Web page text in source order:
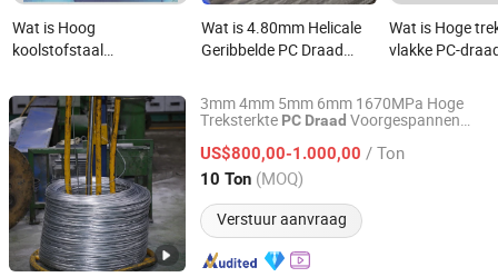
Wat is Hoog
koolstofstaal
draad/Galvanized staal
draad/RVS
veerdraad/Staal
draad/PC draad
Wat is 4.80mm Helicale
Geribbelde PC Draad
Elektriciteitspalen
Wat is Hoge
vlakke PC-
voor
gedraaide
3mm 4mm 5mm 6mm 1670MPa Hoge
Treksterkte PC Draad Voorgespannen
US$800,00-1.000,00 / Ton
10 Ton (MOQ)
Verstuur aanvraag
ZHEJIANG WANSHENG YUNHE STEEL CABLE CO., LTD.
Zhejiang, China Sinds 2017